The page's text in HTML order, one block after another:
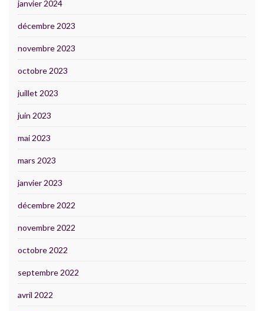
janvier 2024
décembre 2023
novembre 2023
octobre 2023
juillet 2023
juin 2023
mai 2023
mars 2023
janvier 2023
décembre 2022
novembre 2022
octobre 2022
septembre 2022
avril 2022